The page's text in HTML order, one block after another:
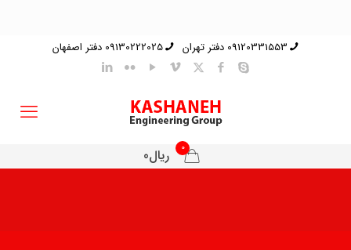
09120331553 دفتر تهران 09130222025 دفتر اصفهان
0 ریال0